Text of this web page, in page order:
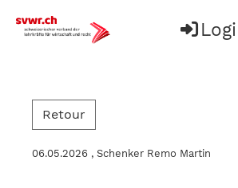
Retour
06.05.2026 , Schenker Remo Martin